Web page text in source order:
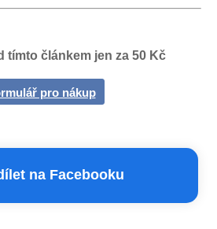
tímto článkem jen za 50 Kč
pro nákup
na Facebooku